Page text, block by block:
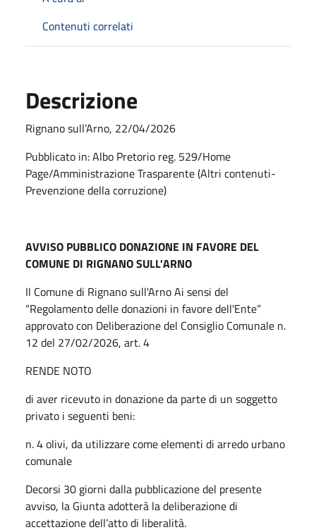
Contenuti correlati
Descrizione
Rignano sull’Arno, 22/04/2026
Pubblicato in: Albo Pretorio reg. 529/Home
Page/Amministrazione Trasparente (Altri contenuti-
Prevenzione della corruzione)
AVVISO PUBBLICO DONAZIONE IN FAVORE DEL
COMUNE DI RIGNANO SULL'ARNO
Il Comune di Rignano sull'Arno Ai sensi del
“Regolamento delle donazioni in favore dell'Ente”
approvato con Deliberazione del Consiglio Comunale n.
12 del 27/02/2026, art. 4
RENDE NOTO
di aver ricevuto in donazione da parte di un soggetto
privato i seguenti beni:
n. 4 olivi, da utilizzare come elementi di arredo urbano
comunale
Decorsi 30 giorni dalla pubblicazione del presente
avviso, la Giunta adotterà la deliberazione di
accettazione dell’atto di liberalità.